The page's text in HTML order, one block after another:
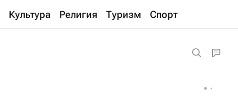
Культура Религия Туризм Спорт